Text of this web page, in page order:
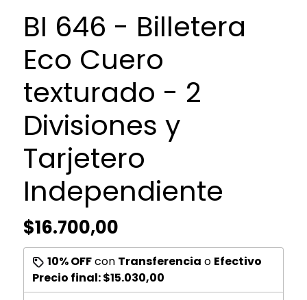
BI 646 - Billetera
Eco Cuero
texturado - 2
Divisiones y
Tarjetero
Independiente
$16.700,00
10% OFFcon Transferencia o Efectivo
Precio final:$15.030,00